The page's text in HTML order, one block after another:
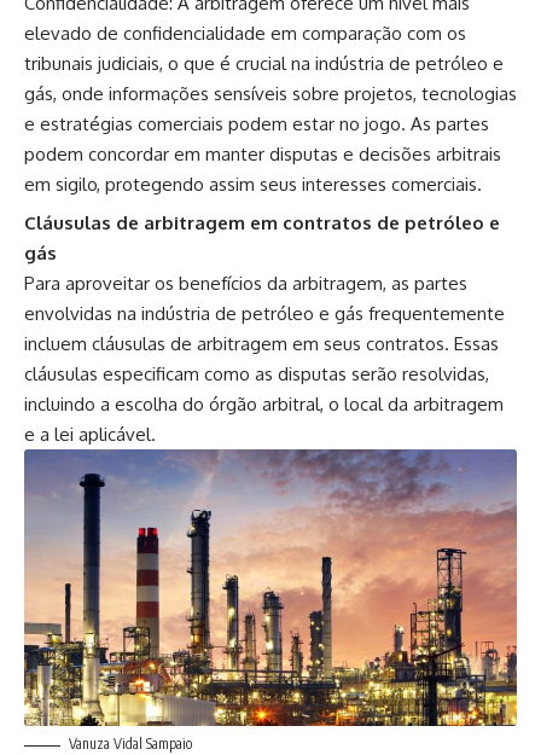
elevado de confidencialidade em comparação com os
tribunais judiciais, o que é crucial na indústria de petróleo e
gás, onde informações sensíveis sobre projetos, tecnologias
e estratégias comerciais podem estar no jogo. As partes
podem concordar em manter disputas e decisões arbitrais
em sigilo, protegendo assim seus interesses comerciais.
Cláusulas de arbitragem em contratos de petróleo e
gás
Para aproveitar os benefícios da arbitragem, as partes
envolvidas na indústria de petróleo e gás frequentemente
incluem cláusulas de arbitragem em seus contratos. Essas
cláusulas especificam como as disputas serão resolvidas,
incluindo a escolha do órgão arbitral, o local da arbitragem
e a lei aplicável.
Vanuza Vidal Sampaio